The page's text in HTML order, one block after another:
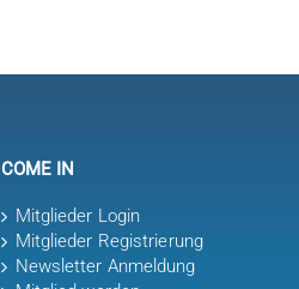
COME IN
Mitglieder Login
Mitglieder Registrierung
Newsletter Anmeldung